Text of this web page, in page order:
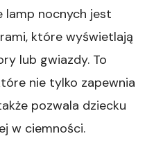
lamp nocnych jest
które wyświetlają
lub gwiazdy. To
nie tylko zapewnia
pozwala dziecku
w ciemności.